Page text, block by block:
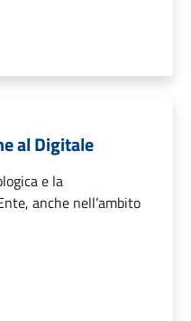
al Digitale
e la
anche nell’ambito